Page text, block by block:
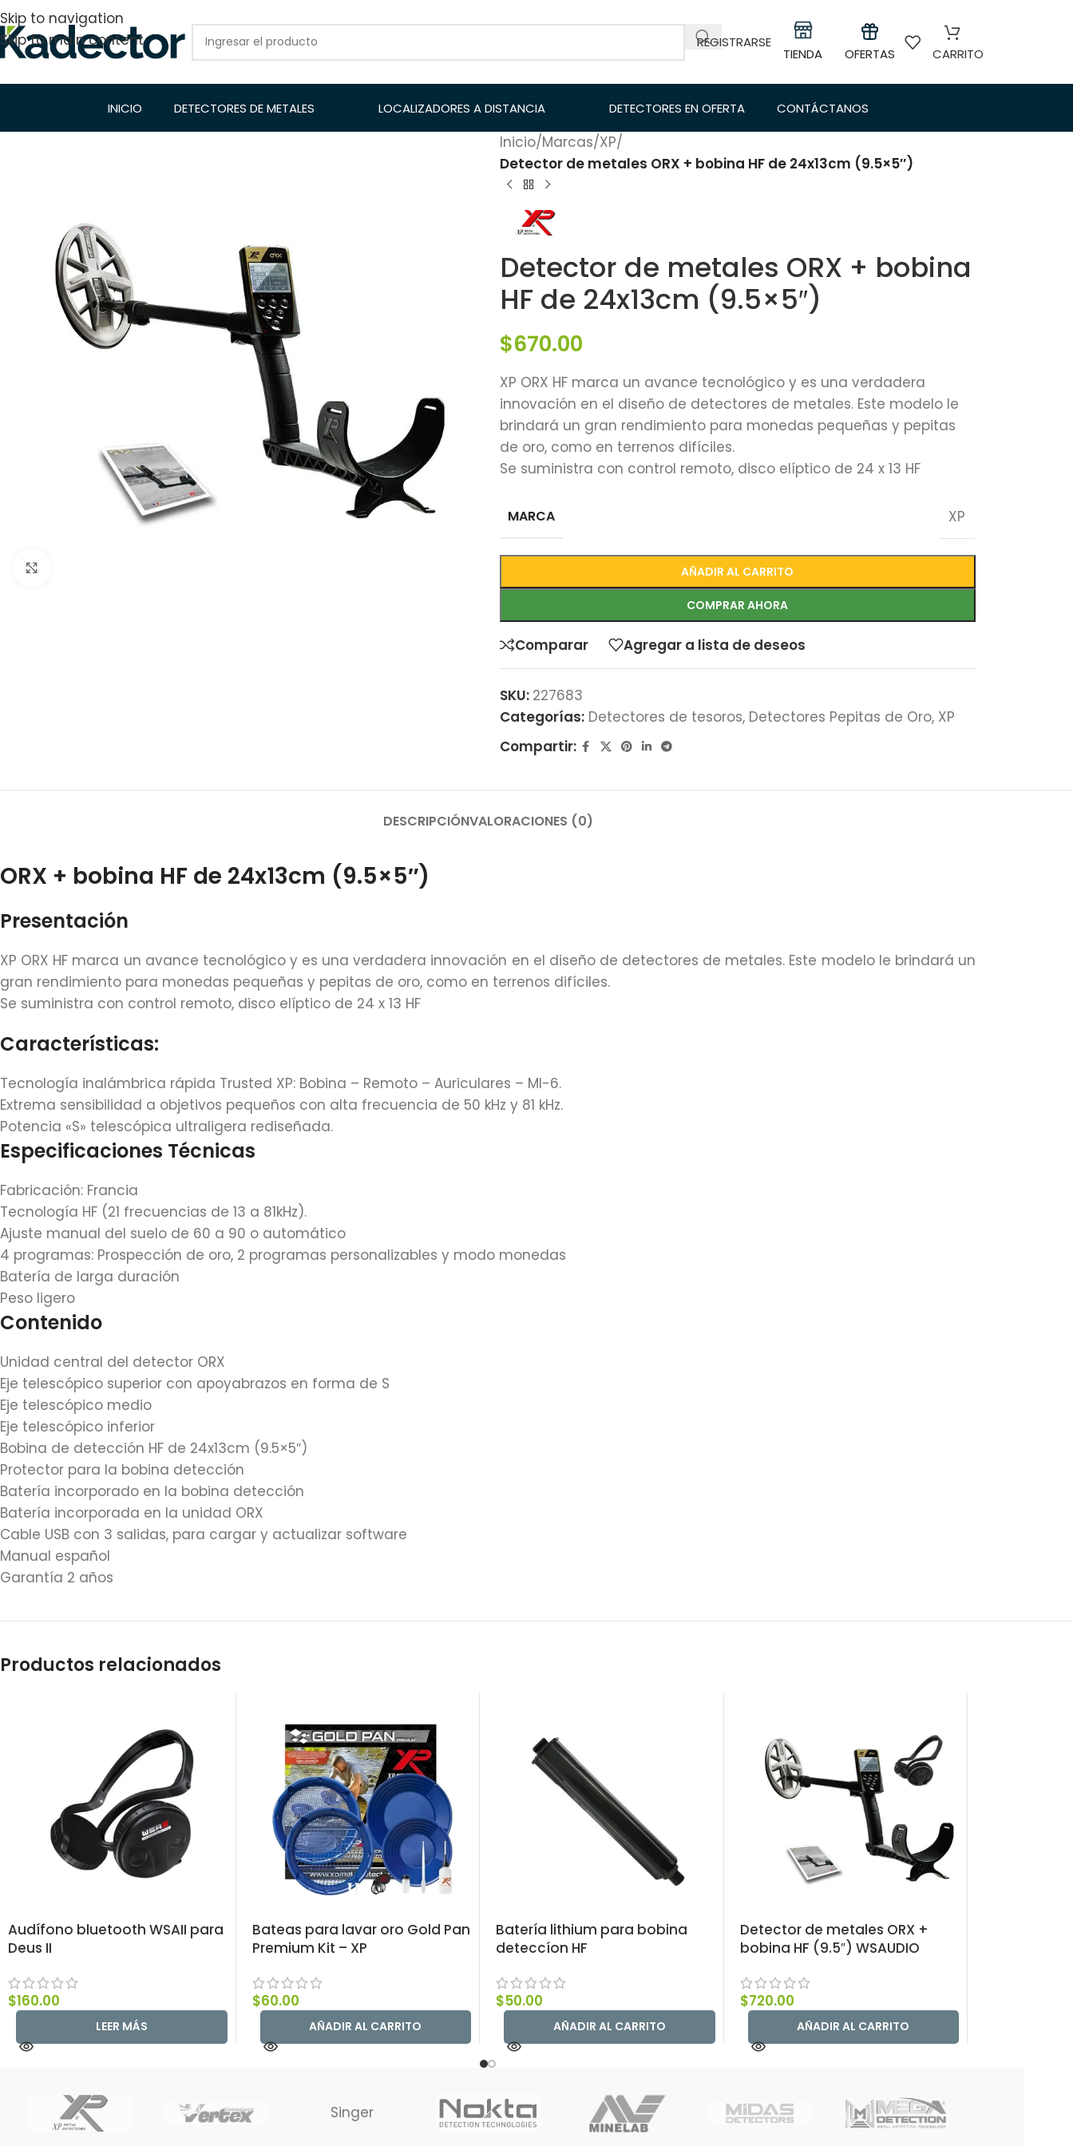
Skip to navigation
Skip to main content
REGISTRARSE
TIENDA OFERTAS CARRITO
INICIO DETECTORES DE METALES LOCALIZADORES A DISTANCIA DETECTORES EN OFERTA CONTÁCTANOS
Inicio/Marcas/XP/
Detector de metales ORX + bobina HF de 24x13cm (9.5×5″)
Detector de metales ORX + bobina
HF de 24x13cm (9.5×5″)
$670.00
XP ORX HF marca un avance tecnológico y es una verdadera
innovación en el diseño de detectores de metales. Este modelo le
brindará un gran rendimiento para monedas pequeñas y pepitas
de oro, como en terrenos difíciles.
Se suministra con control remoto, disco elíptico de 24 x 13 HF
MARCA XP
AÑADIR AL CARRITO
COMPRAR AHORA
Comparar Agregar a lista de deseos
SKU: 227683
Categorías: Detectores de tesoros, Detectores Pepitas de Oro, XP
Compartir:
DESCRIPCIÓNVALORACIONES (0)
ORX + bobina HF de 24x13cm (9.5×5″)
Presentación
XP ORX HF marca un avance tecnológico y es una verdadera innovación en el diseño de detectores de metales. Este modelo le brindará un
gran rendimiento para monedas pequeñas y pepitas de oro, como en terrenos difíciles.
Se suministra con control remoto, disco elíptico de 24 x 13 HF
Características:
Tecnología inalámbrica rápida Trusted XP: Bobina – Remoto – Auriculares – MI-6.
Extrema sensibilidad a objetivos pequeños con alta frecuencia de 50 kHz y 81 kHz.
Potencia «S» telescópica ultraligera rediseñada.
Especificaciones Técnicas
Fabricación: Francia
Tecnología HF (21 frecuencias de 13 a 81kHz).
Ajuste manual del suelo de 60 a 90 o automático
4 programas: Prospección de oro, 2 programas personalizables y modo monedas
Batería de larga duración
Peso ligero
Contenido
Unidad central del detector ORX
Eje telescópico superior con apoyabrazos en forma de S
Eje telescópico medio
Eje telescópico inferior
Bobina de detección HF de 24x13cm (9.5×5″)
Protector para la bobina detección
Batería incorporado en la bobina detección
Batería incorporada en la unidad ORX
Cable USB con 3 salidas, para cargar y actualizar software
Manual español
Garantía 2 años
Productos relacionados
Audífono bluetooth WSAII para
Deus II
$160.00
LEER MÁS
Bateas para lavar oro Gold Pan
Premium Kit – XP
$60.00
AÑADIR AL CARRITO
Batería lithium para bobina
deteccíon HF
$50.00
AÑADIR AL CARRITO
Detector de metales ORX +
bobina HF (9.5″) WSAUDIO
$720.00
AÑADIR AL CARRITO
Singer